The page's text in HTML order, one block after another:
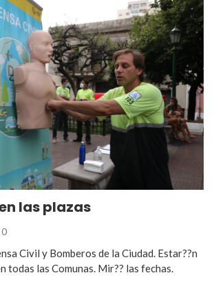
las plazas
0
Civil y Bomberos de la Ciudad. Estar??n
todas las Comunas. Mir?? las fechas.